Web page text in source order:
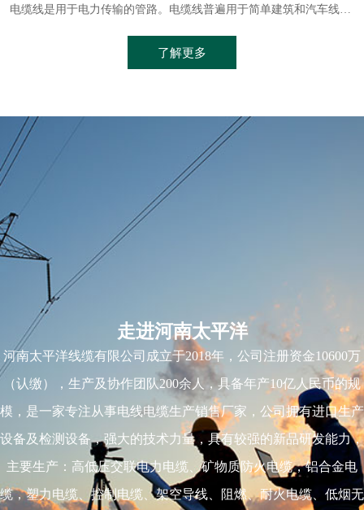
电缆线是用于电力传输的管路。电缆线普遍用于简单建筑和汽车线材，作为能源输送缆线，电缆线的复杂结构勿庸置疑。根据目标功能，电缆线具有以下一些特点：建筑用和车用线材要求轻质、大批量生产、价格低廉、具有相当的电学和力学性能和长时间的耐老化性能；工业用线材必须具有符合客户要求的性能；
了解更多
走进河南太平洋
河南太平洋线缆有限公司成立于2018年，公司注册资金10600万
（认缴），生产及协作团队200余人，具备年产10亿人民币的规
模，是一家专注从事电线电缆生产销售厂家，公司拥有进口生产
设备及检测设备，强大的技术力量，具有较强的新品研发能力，
主要生产：高低压交联电力电缆、矿物质防火电缆，铝合金电
缆，塑力电缆、控制电缆、架空导线、阻燃、耐火电缆、低烟无